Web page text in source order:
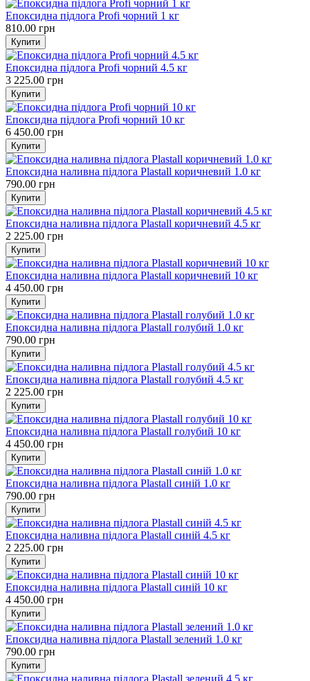
Епоксидна підлога Profi чорний 1 кг
810.00 грн
Епоксидна підлога Profi чорний 4.5 кг
3 225.00 грн
Епоксидна підлога Profi чорний 10 кг
6 450.00 грн
Епоксидна наливна підлога Plastall коричневий 1.0 кг
790.00 грн
Епоксидна наливна підлога Plastall коричневий 4.5 кг
2 225.00 грн
Епоксидна наливна підлога Plastall коричневий 10 кг
4 450.00 грн
Епоксидна наливна підлога Plastall голубий 1.0 кг
790.00 грн
Епоксидна наливна підлога Plastall голубий 4.5 кг
2 225.00 грн
Епоксидна наливна підлога Plastall голубий 10 кг
4 450.00 грн
Епоксидна наливна підлога Plastall синій 1.0 кг
790.00 грн
Епоксидна наливна підлога Plastall синій 4.5 кг
2 225.00 грн
Епоксидна наливна підлога Plastall синій 10 кг
4 450.00 грн
Епоксидна наливна підлога Plastall зелений 1.0 кг
790.00 грн